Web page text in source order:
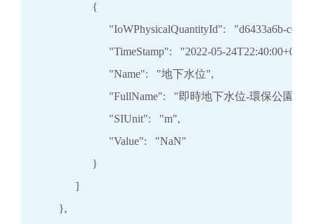
                  {
"IoWPhysicalQuantityId":   "d6433a6b-
"TimeStamp":   "2022-05-
                        "Name":   "地下水位",
                        "FullName":   "即時地下水位-環保公園",
                        "SIUnit":   "m",
                        "Value":   "NaN"
                  }
            ]
      },